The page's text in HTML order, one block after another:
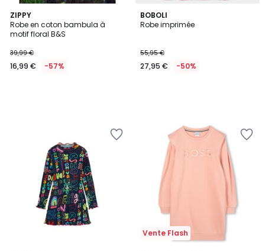
ZIPPY
Robe en coton bambula à
motif floral B&S
39,99 €
16,99 € -57%
BOBOLI
Robe imprimée
55,95 €
27,95 € -50%
Vente Flash